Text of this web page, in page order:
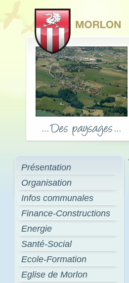
Présentation
Organisation
Infos communales
Finance-Constructions
Energie
Santé-Social
Ecole-Formation
Eglise de Morlon